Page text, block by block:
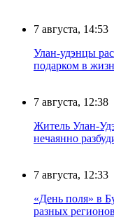
7 августа, 14:53
Улан-удэнцы
подарком в
7 августа, 12:38
Житель Улан-
нечаянно
7 августа, 12:33
«День поля» в
разных